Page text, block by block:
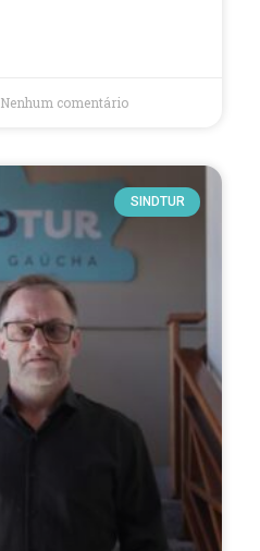
Nenhum comentário
SINDTUR